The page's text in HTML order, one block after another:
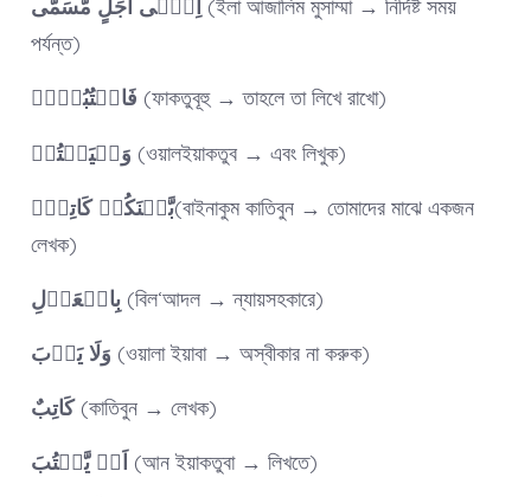
اِلٰۤی اَجَلٍ مُّسَمًّی (ইলা আজালিম মুসাম্মা → নির্দিষ্ট সময়
পর্যন্ত)
فَاکۡتُبُوۡہُ (ফাকতুবূহু → তাহলে তা লিখে রাখো)
وَلۡیَکۡتُبۡ (ওয়ালইয়াকতুব → এবং লিখুক)
بَّیۡنَکُمۡ کَاتِبٌۢ
(বাইনাকুম কাতিবুন → তোমাদের মাঝে একজন
লেখক)
بِالۡعَدۡلِ(বিল‘আদল → ন্যায়সহকারে)
وَلَا یَاۡبَ (ওয়ালা ইয়াবা → অস্বীকার না করুক)
کَاتِبٌ(কাতিবুন → লেখক)
اَنۡ یَّکۡتُبَ (আন ইয়াকতুবা → লিখতে)